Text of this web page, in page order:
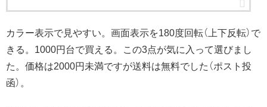
カラー表示で見やすい。画面表示を180度回転（上下反転）で
きる。1000円台で買える。この3点が気に入って選びまし
た。価格は2000円未満ですが送料は無料でした（ポスト投
函）。